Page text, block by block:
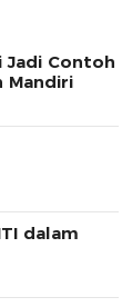
Jadi Contoh
Mandiri
dalam